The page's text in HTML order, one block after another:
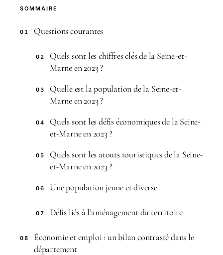
SOMMAIRE
01 Questions courantes
02
Quels sont les chiffres clés de la Seine-et-
Marne en 2023 ?
03
Quelle est la population de la Seine-et-
Marne en 2023 ?
04
Quels sont les défis économiques de la Seine-
et-Marne en 2023 ?
05
Quels sont les atouts touristiques de la Seine-
et-Marne en 2023 ?
06 Une population jeune et diverse
07 Défis liés à l’aménagement du territoire
08
Économie et emploi : un bilan contrasté dans le
département